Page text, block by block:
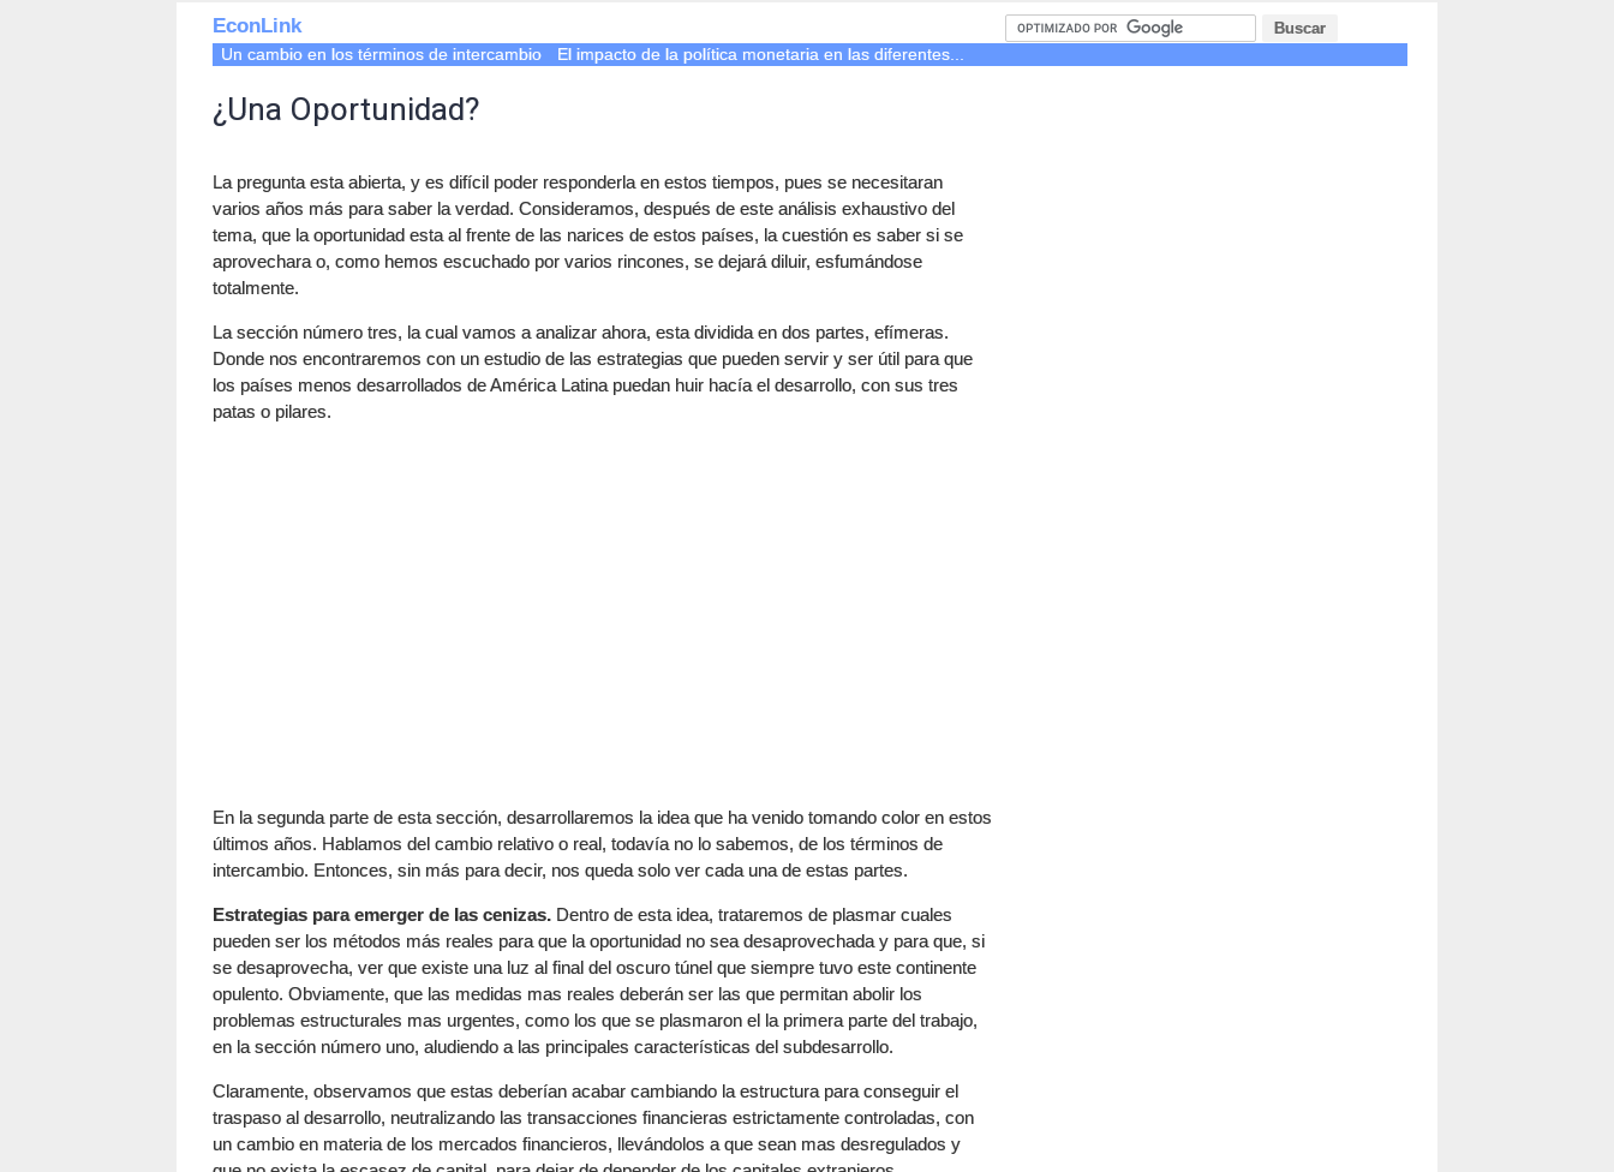
EconLink
Un cambio en los términos de intercambio El impacto de la política monetaria en las diferentes...
¿Una Oportunidad?
La pregunta esta abierta, y es difícil poder responderla en estos tiempos, pues se necesitaran
varios años más para saber la verdad. Consideramos, después de este análisis exhaustivo del
tema, que la oportunidad esta al frente de las narices de estos países, la cuestión es saber si se
aprovechara o, como hemos escuchado por varios rincones, se dejará diluir, esfumándose
totalmente.
La sección número tres, la cual vamos a analizar ahora, esta dividida en dos partes, efímeras.
Donde nos encontraremos con un estudio de las estrategias que pueden servir y ser útil para que
los países menos desarrollados de América Latina puedan huir hacía el desarrollo, con sus tres
patas o pilares.
En la segunda parte de esta sección, desarrollaremos la idea que ha venido tomando color en estos
últimos años. Hablamos del cambio relativo o real, todavía no lo sabemos, de los términos de
intercambio. Entonces, sin más para decir, nos queda solo ver cada una de estas partes.
Estrategias para emerger de las cenizas. Dentro de esta idea, trataremos de plasmar cuales
pueden ser los métodos más reales para que la oportunidad no sea desaprovechada y para que, si
se desaprovecha, ver que existe una luz al final del oscuro túnel que siempre tuvo este continente
opulento. Obviamente, que las medidas mas reales deberán ser las que permitan abolir los
problemas estructurales mas urgentes, como los que se plasmaron el la primera parte del trabajo,
en la sección número uno, aludiendo a las principales características del subdesarrollo.
Claramente, observamos que estas deberían acabar cambiando la estructura para conseguir el
traspaso al desarrollo, neutralizando las transacciones financieras estrictamente controladas, con
un cambio en materia de los mercados financieros, llevándolos a que sean mas desregulados y